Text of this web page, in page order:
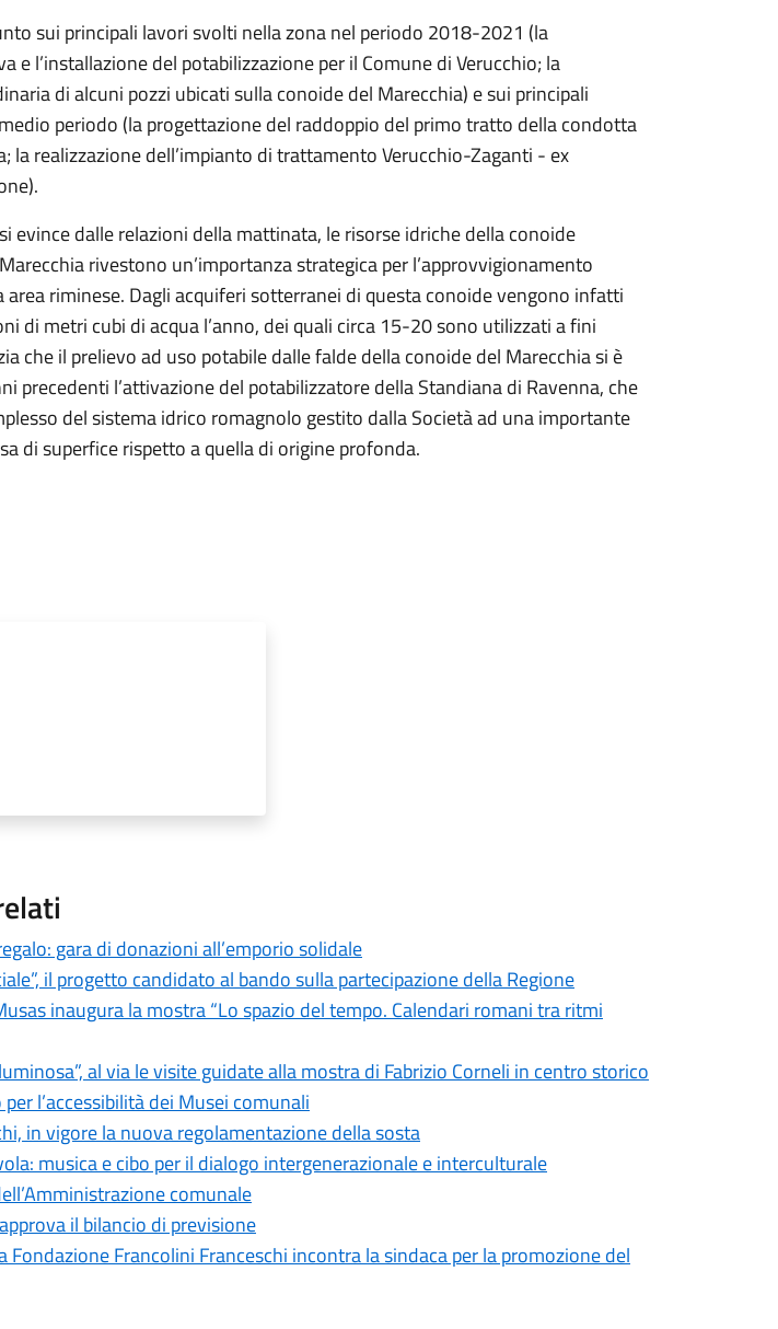
sui principali lavori svolti nella zona nel periodo 2018-2021 (la
e l’installazione del potabilizzazione per il Comune di Verucchio; la
di alcuni pozzi ubicati sulla conoide del Marecchia) e sui principali
periodo (la progettazione del raddoppio del primo tratto della condotta
la realizzazione dell’impianto di trattamento Verucchio-Zaganti - ex
evince dalle relazioni della mattinata, le risorse idriche della conoide
rivestono un’importanza strategica per l’approvvigionamento
area riminese. Dagli acquiferi sotterranei di questa conoide vengono infatti
di metri cubi di acqua l’anno, dei quali circa 15-20 sono utilizzati a fini
che il prelievo ad uso potabile dalle falde della conoide del Marecchia si è
precedenti l’attivazione del potabilizzatore della Standiana di Ravenna, che
del sistema idrico romagnolo gestito dalla Società ad una importante
di superfice rispetto a quella di origine profonda.
gara di donazioni all’emporio solidale
il progetto candidato al bando sulla partecipazione della Regione
inaugura la mostra “Lo spazio del tempo. Calendari romani tra ritmi
al via le visite guidate alla mostra di Fabrizio Corneli in centro storico
l’accessibilità dei Musei comunali
in vigore la nuova regolamentazione della sosta
musica e cibo per il dialogo intergenerazionale e interculturale
comunale
il bilancio di previsione
Fondazione Francolini Franceschi incontra la sindaca per la promozione del